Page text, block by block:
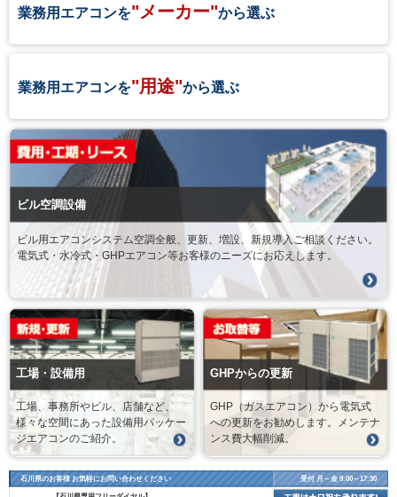
業務用エアコンを"メーカー"から選ぶ
業務用エアコンを"用途"から選ぶ
ビル空調設備
ビル用エアコンシステム空調全般、更新、増設、新規導入ご相談ください。
電気式・水冷式・GHPエアコン等お客様のニーズにお応えします。
工場・設備用
工場、事務所やビル、店舗など、
様々な空間にあった設備用パッケー
ジエアコンのご紹介。
GHPからの更新
GHP（ガスエアコン）から電気式
への更新をお勧めします。メンテナ
ンス費大幅削減。
石川県のお客様 お気軽にお問い合わせください 受付 月～金 9:00～17:30